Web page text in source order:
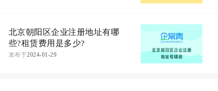
北京朝阳区企业注册地址有哪
些?租赁费用是多少?
发布于2024-01-29